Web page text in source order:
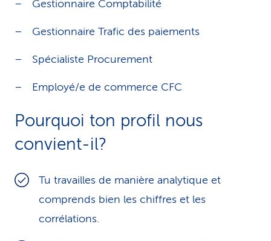
Gestionnaire Comptabilité
Gestionnaire Trafic des paiements
Spécialiste Procurement
Employé/e de commerce CFC
Pourquoi ton profil nous
convient-il?
Tu travailles de manière analytique et
comprends bien les chiffres et les
corrélations.